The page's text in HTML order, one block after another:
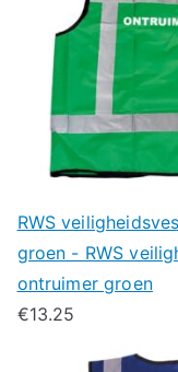
RWS
groen - RWS
ontruimer groen
€13.25